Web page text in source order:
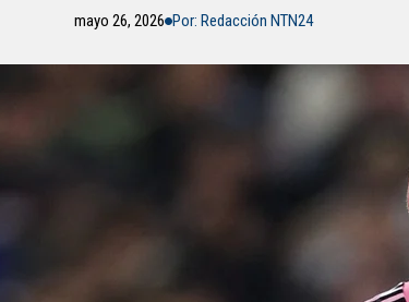
mayo 26, 2026 Por: Redacción NTN24